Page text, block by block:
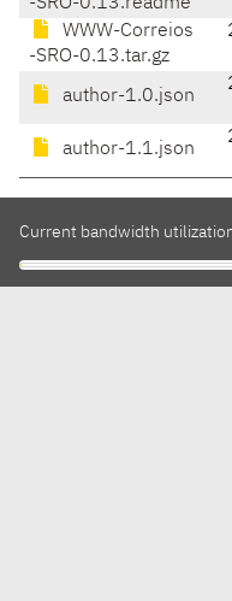
WWW-Correios
-SRO-0.13.tar.gz
author-1.0.json
author-1.1.json
Current bandwidth